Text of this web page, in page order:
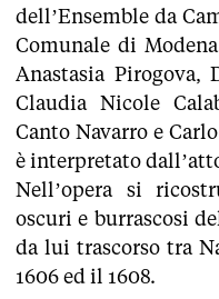
dell’Ensemble da
Comunale di
Anastasia Pirogova,
Claudia Nicole
Canto Navarro e
è interpretato
Nell’opera si
oscuri e burrascosi
da lui trascorso tra
1606 ed il 1608.